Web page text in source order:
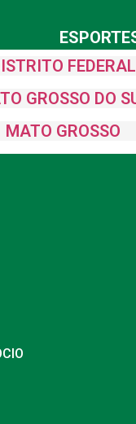
FEDERAL
GROSSO DO
MATO GROSSO